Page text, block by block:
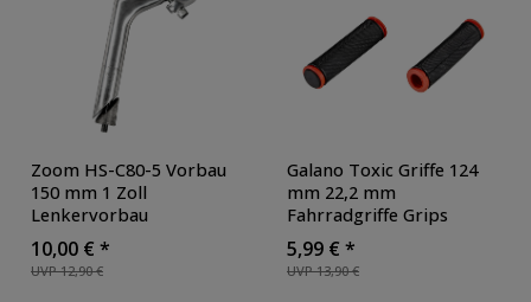
Zoom HS-C80-5 Vorbau
150 mm 1 Zoll
Lenkervorbau
Fahrradvorbau
Fahrradlenkervorbau
Schaftvorbau
UVP 12,90 €
10,00 € *
Galano Toxic Griffe 124
mm 22,2 mm
Fahrradgriffe Grips
Lenkergriffe Set rechts
links Gummigriffe
rutschfest MTB
UVP 13,90 €
5,99 € *